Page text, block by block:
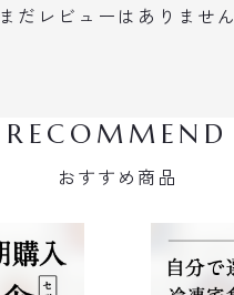
まだレビューはありません
RECOMMEND
おすすめ商品